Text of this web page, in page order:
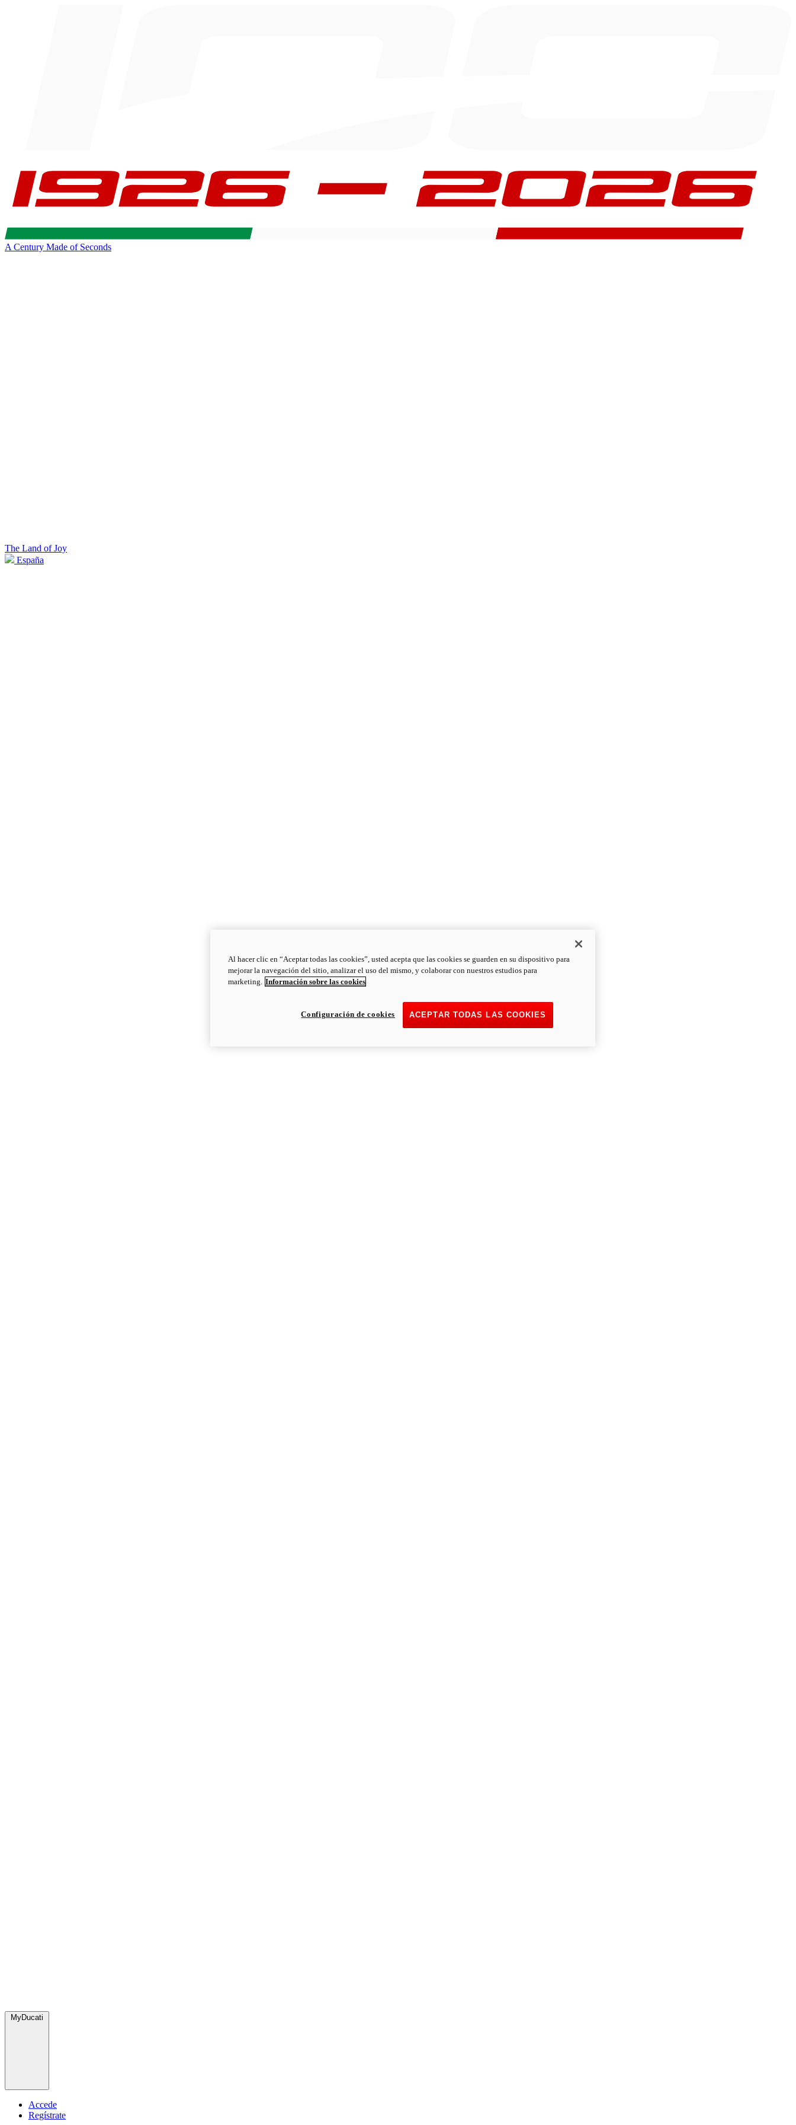
A Century Made of Seconds
The Land of Joy
España
MyDucati
Accede
Regístrate
Al hacer clic en “Aceptar todas las cookies”, usted acepta que las cookies se guarden en su dispositivo para
mejorar la navegación del sitio, analizar el uso del mismo, y colaborar con nuestros estudios para
marketing. Información sobre las cookies
ACEPTAR TODAS LAS COOKIES
Configuración de cookies